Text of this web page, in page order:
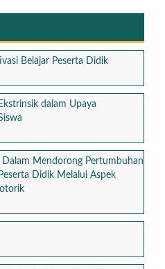
Belajar Peserta Didik
dalam Upaya
Dalam Mendorong Pertumbuhan
Didik Melalui Aspek